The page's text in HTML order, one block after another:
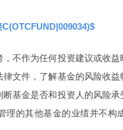
不作为任何投资建议或收
文件，了解基金的风险收
基金是否和投资人的风险
理的其他基金的业绩并不构